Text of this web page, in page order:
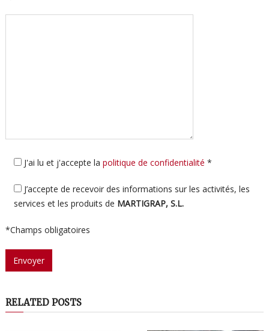
J'ai lu et j'accepte la politique de confidentialité *
J’accepte de recevoir des informations sur les activités, les
services et les produits de MARTIGRAP, S.L.
*Champs obligatoires
RELATED POSTS